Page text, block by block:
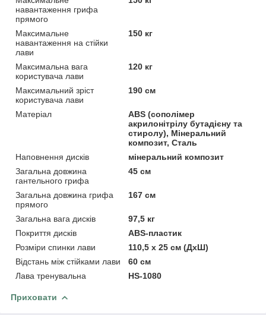
навантаження грифа
прямого
Максимальне
навантаження на стійки
лави
150 кг
Максимальна вага
користувача лави
120 кг
Максимальний зріст
користувача лави
190 см
Матеріал
ABS (сополімер
акрилонітрілу бутадієну та
стиролу), Мінеральний
композит, Сталь
Наповнення дисків
мінеральний композит
Загальна довжина
гантельного грифа
45 см
Загальна довжина грифа
прямого
167 см
Загальна вага дисків
97,5 кг
Покриття дисків
ABS-пластик
Розміри спинки лави
110,5 x 25 см (ДхШ)
Відстань між стійками лави
60 см
Лава тренувальна
HS-1080
Приховати